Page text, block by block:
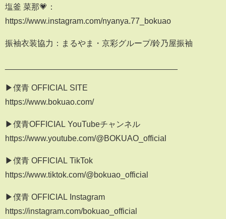
塩釜 菜那💗：
https://www.instagram.com/nyanya.77_bokuao
振袖衣装協力：まるやま・京彩グループ/鈴乃屋振袖
▶僕青 OFFICIAL SITE
https://www.bokuao.com/
▶僕青OFFICIAL YouTubeチャンネル
https://www.youtube.com/@BOKUAO_official
▶僕青 OFFICIAL TikTok
https://www.tiktok.com/@bokuao_official
▶僕青 OFFICIAL Instagram
https://instagram.com/bokuao_official